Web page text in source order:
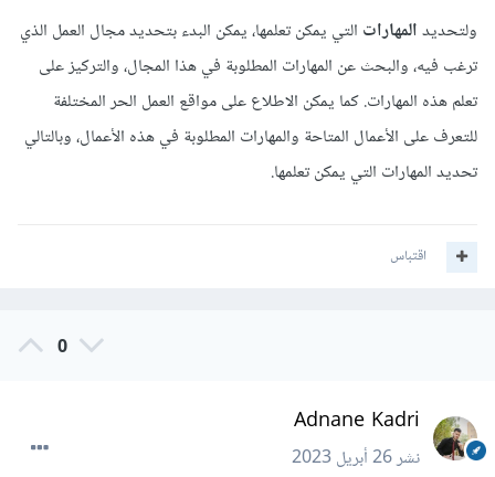
ولتحديدالمهارات التي يمكن تعلمها، يمكن البدء بتحديد مجال العمل الذي
ترغب فيه، والبحث عن المهارات المطلوبة في هذا المجال، والتركيز على
تعلم هذه المهارات. كما يمكن الاطلاع على مواقع العمل الحر المختلفة
للتعرف على الأعمال المتاحة والمهارات المطلوبة في هذه الأعمال، وبالتالي
تحديد المهارات التي يمكن تعلمها.
اقتباس
0
Adnane Kadri
نشر26 أبريل 2023